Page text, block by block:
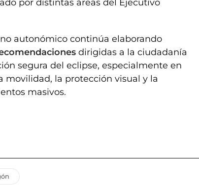
por distintas áreas del Ejecutivo
autonómico continúa elaborando
dirigidas a la ciudadanía
segura del eclipse, especialmente en
movilidad, la protección visual y la
masivos.